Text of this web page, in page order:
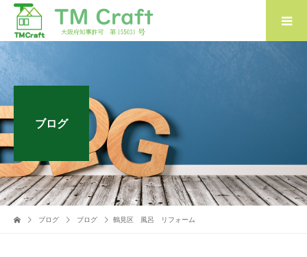
ブログ
ブログ ブログ 鶴見区 風呂 リフォーム